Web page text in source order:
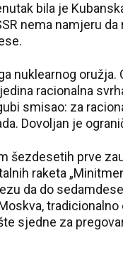
bila je
nema namjeru
nuklearnog
racionalna
smisao: za
Dovoljan je
šezdesetih prve
raketa
da do
sjedne za